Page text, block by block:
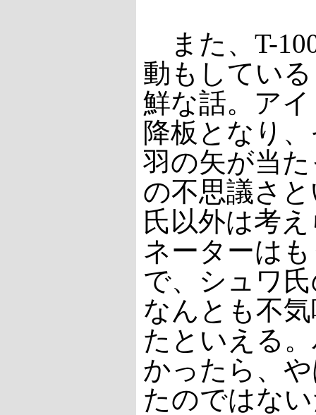
また、T-
動もしてい
鮮な話。ア
降板となり
羽の矢が当
の不思議さ
氏以外は考
ネーターは
で、シュワ
なんとも不
たといえる
かったら、
たのではな